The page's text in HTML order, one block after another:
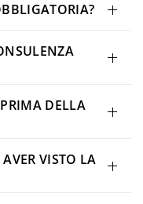
DELLA
VISTO LA